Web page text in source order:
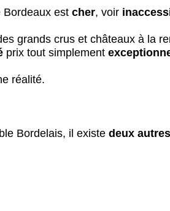
Bordeaux est cher, voir
grands crus et châteaux à la
prix tout simplement
réalité.
Bordelais, il existe deux